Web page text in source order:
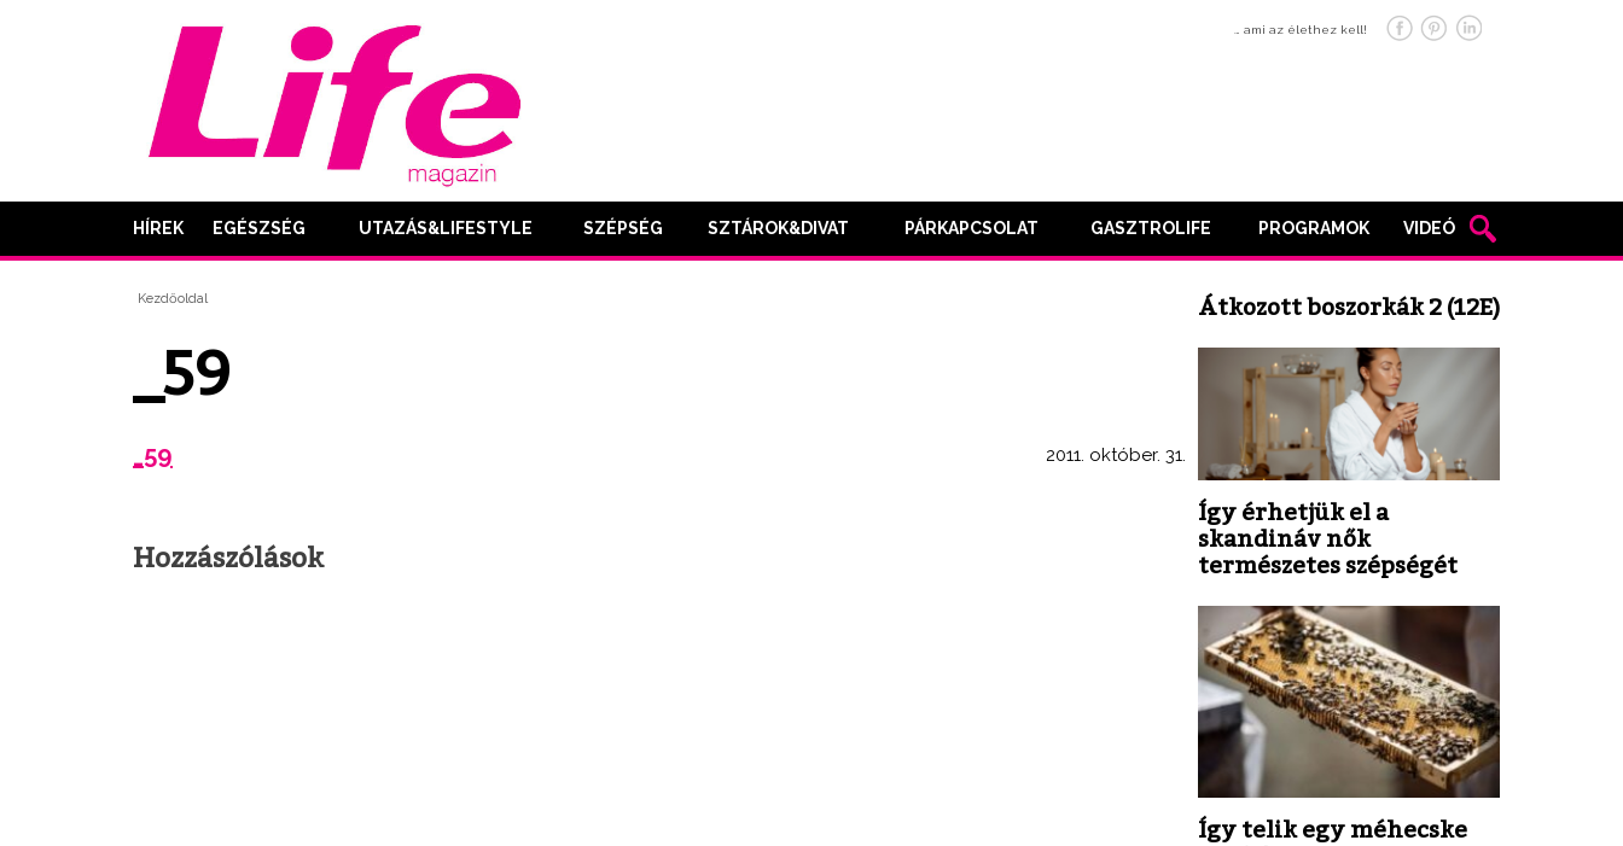
… ami az élethez kell!
HÍREK EGÉSZSÉG UTAZÁS&LIFESTYLE SZÉPSÉG SZTÁROK&DIVAT PÁRKAPCSOLAT GASZTROLIFE PROGRAMOK VIDEÓ
Kezdőoldal
_59
2011. október. 31.
_59
Hozzászólások
Átkozott boszorkák 2 (12E)
Így érhetjük el a
skandináv nők
természetes szépségét
Így telik egy méhecske